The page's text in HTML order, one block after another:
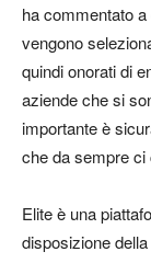
ha commentato
vengono
quindi onorati di
aziende che si
importante è
che da sempre ci
Elite è una
disposizione